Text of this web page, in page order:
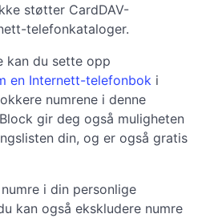
støtter CardDAV-
telefonkataloger.
kan du sette opp
en Internett-telefonbok i
numrene i denne
gir deg også muligheten
din, og er også gratis
i din personlige
kan også ekskludere numre